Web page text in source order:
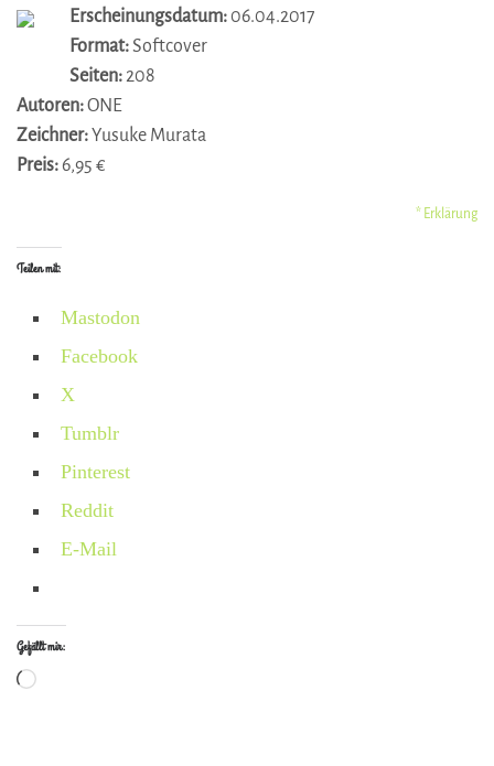
Erscheinungsdatum:06.04.2017
Format:Softcover
Seiten:208
Autoren:ONE
Zeichner:Yusuke Murata
Preis:6,95 €
* Erklärung
Teilen mit:
Mastodon
Facebook
X
Tumblr
Pinterest
Reddit
E-Mail
Gefällt mir:
Wird geladen …